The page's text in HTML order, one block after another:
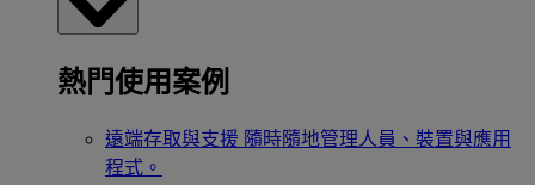
熱門使用案例
遠端存取與支援 隨時隨地管理人員、裝置與應用
程式。